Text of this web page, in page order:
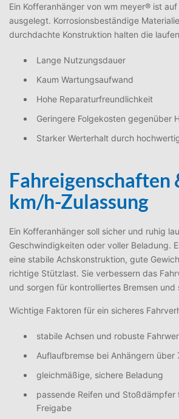
Ein Kofferanhänger von wm meyer® ist
ausgelegt. Korrosionsbeständige
durchdachte Konstruktion halten die
Lange Nutzungsdauer
Kaum Wartungsaufwand
Hohe Reparaturfreundlichkeit
Geringere Folgekosten gegenüber
Starker Werterhalt durch
Fahreigenschaften
km/h-Zulassung
Ein Kofferanhänger soll sicher und ruhig
Geschwindigkeiten oder voller Beladung.
eine stabile Achskonstruktion, gute
richtige Stützlast. Sie verbessern das
und sorgen für kontrolliertes Bremsen und
Wichtige Faktoren für ein sicheres
stabile Achsen und robuste
Auflaufbremse bei Anhängern über
gleichmäßige, sichere Beladung
passende Reifen und
Freigabe